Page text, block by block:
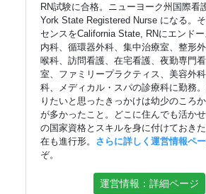
RN試験に合格。ニューヨーク州国際看
York State Registered Nurse になる。
センスをCalifornia State, RNにエンドー
内科、循環器外科、集中治療室、整形
喉科、訪問看護、在宅看護、夜勤専門
室、ファミリープラクティス、美容外
科、メディカル・スパの診療科に勤務
りたいと思ったきっかけは幼少のころ
が多かったこと。どこに住んでも活か
の国家資格とスキルを身に付けておき
在も進行形。 さらに詳しく運営情報ペ
ぞ。
運営情報：詳細ページ